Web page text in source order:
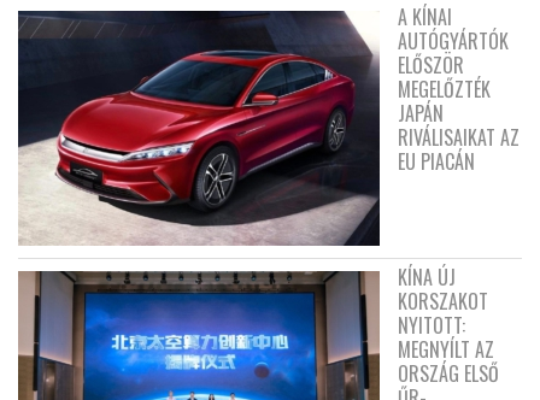
A KÍNAI
AUTÓGYÁRTÓK
ELŐSZÖR
MEGELŐZTÉK
JAPÁN
RIVÁLISAIKAT AZ
EU PIACÁN
KÍNA ÚJ
KORSZAKOT
NYITOTT:
MEGNYÍLT AZ
ORSZÁG ELSŐ